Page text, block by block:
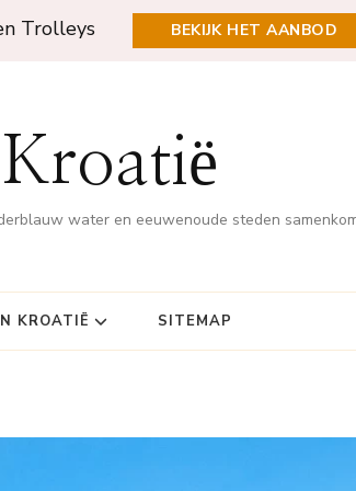
Trolleys BEKIJK HET AANBOD
water en eeuwenoude steden
KROATIË SITEMAP